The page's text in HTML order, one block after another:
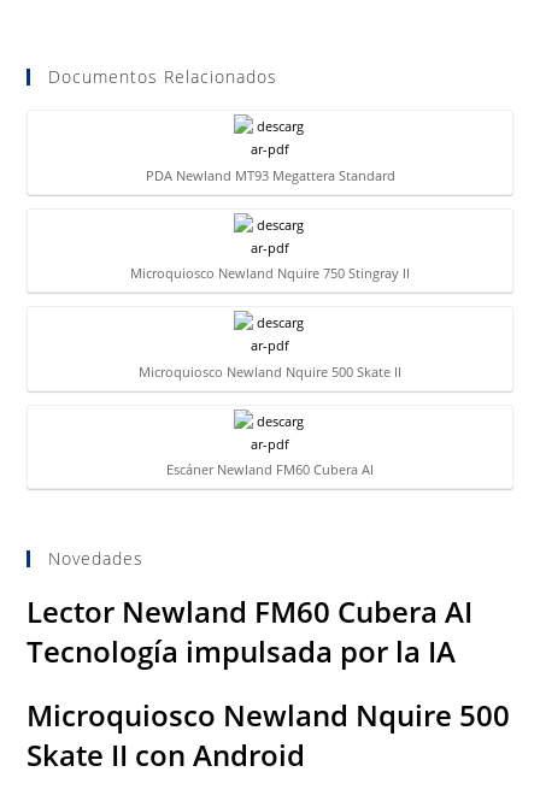
Documentos Relacionados
PDA Newland MT93 Megattera Standard
Microquiosco Newland Nquire 750 Stingray II
Microquiosco Newland Nquire 500 Skate II
Escáner Newland FM60 Cubera AI
Novedades
Lector Newland FM60 Cubera AI
Tecnología impulsada por la IA
Microquiosco Newland Nquire 500
Skate II con Android